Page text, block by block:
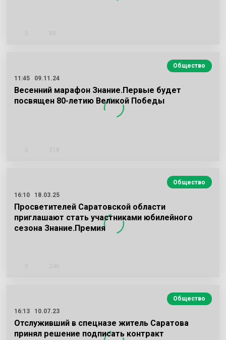
Общество
11:45
09.11.24
Весенний марафон Знание.Первые будет
посвящен 80-летию Великой Победы
Общество
16:10
18.03.25
Просветителей Саратовской области
приглашают стать участниками юбилейного
сезона Знание.Премия
Общество
16:13
10.07.23
Отслуживший в спецназе житель Саратова
принял решение подписать контракт